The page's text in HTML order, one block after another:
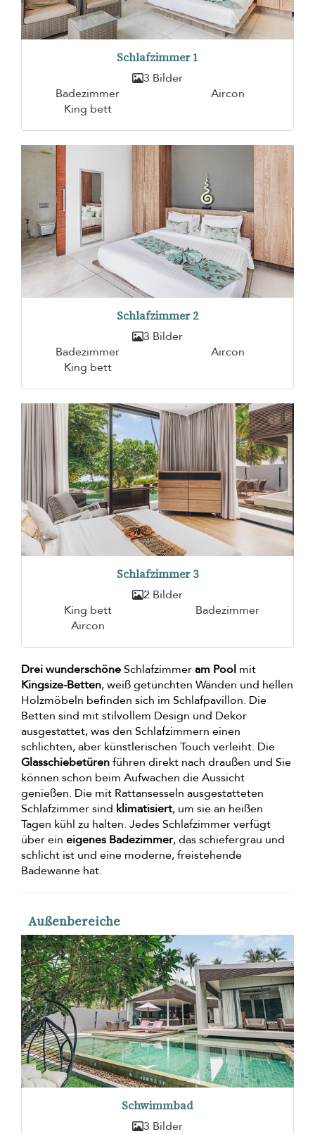
Schlafzimmer 1
3 Bilder
Badezimmer
Aircon
King bett
Schlafzimmer 2
3 Bilder
Badezimmer
Aircon
King bett
Schlafzimmer 3
2 Bilder
King bett
Badezimmer
Aircon
Drei wunderschöneSchlafzimmeram Pool mit
Kingsize-Betten, weiß getünchten Wänden und hellen
Holzmöbeln befinden sich im Schlafpavillon. Die
Betten sind mit stilvollem Design und Dekor
ausgestattet, was den Schlafzimmern einen
schlichten, aber künstlerischen Touch verleiht. Die
Glasschiebetürenführen direkt nach draußen und Sie
können schon beim Aufwachen die Aussicht
genießen. Die mit Rattansesseln ausgestatteten
Schlafzimmer sind klimatisiert, um sie an heißen
Tagen kühl zu halten. Jedes Schlafzimmer verfügt
über ein eigenes Badezimmer, das schiefergrau und
schlicht ist und eine moderne, freistehende
Badewanne hat.
Außenbereiche
Schwimmbad
3 Bilder